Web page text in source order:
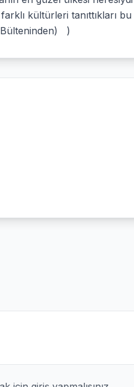
kültürleri tanıttıkları
Bülteninden) )